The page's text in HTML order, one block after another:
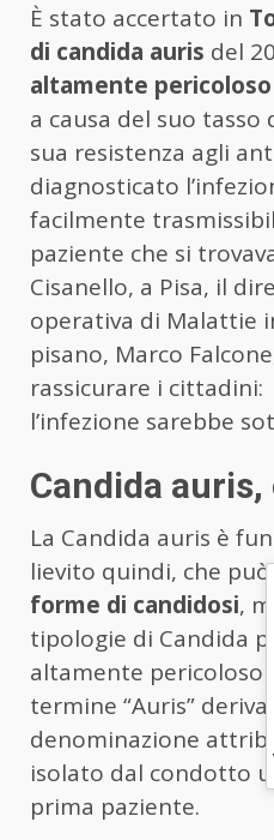
È stato accertato in
di candida auris del
altamente pericoloso
a causa del suo
sua resistenza agli
diagnosticato
facilmente
paziente che si
Cisanello, a Pisa, il
operativa di Malattie
pisano, Marco
rassicurare i cittadini:
l’infezione sarebbe
Candida auris,
La Candida auris è
lievito quindi, che
forme di candidosi,
tipologie di Candida
altamente pericoloso
termine “Auris” deriva
denominazione
isolato dal condotto
prima paziente.